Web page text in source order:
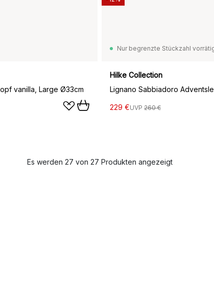
vanilla, Large Ø33cm
Nur begrenzte Stückzahl
Hilke Collection
229 €UVP 260 €
Es werden 27 von 27 Produkten angezeigt